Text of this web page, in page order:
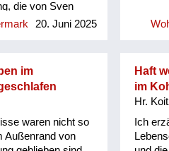
Die
nur
Die
und Toilet...
geholt
die von Sven
so
edierter
konkrete
und
publiziert
20. Juni 2025
im
waren nicht so
Außenrand von
Haft
im
Hr.
Ich